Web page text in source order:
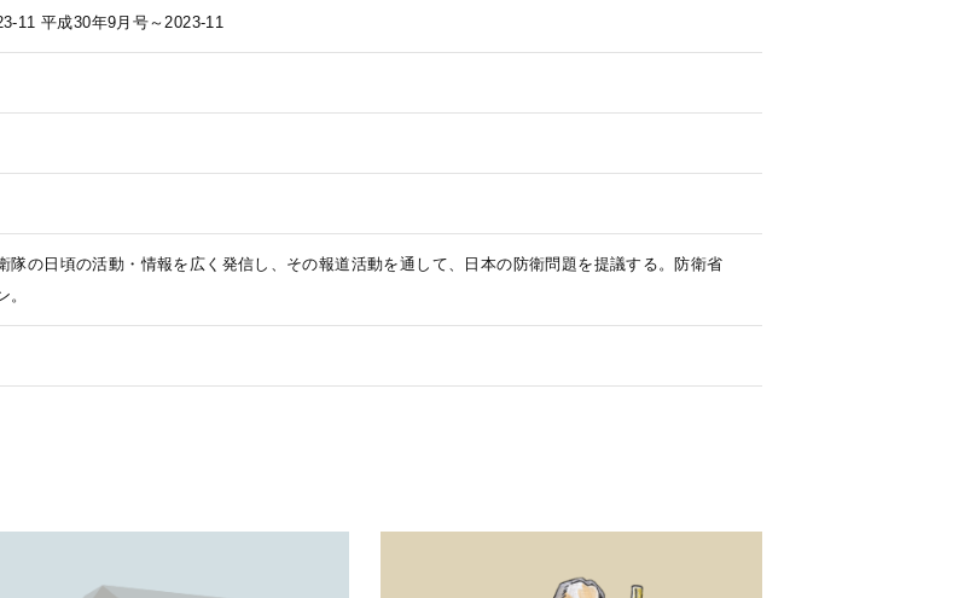
11 平成30年9月号～2023-11
隊の日頃の活動・情報を広く発信し、その報道活動を通して、日本の防衛問題を提議する。防衛省
。